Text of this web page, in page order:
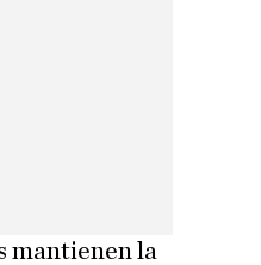
mantienen la